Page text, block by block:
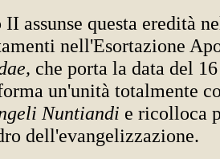
assunse questa eredità
nell'Esortazione
che porta la data del
un'unità totalmente
Nuntiandi e ricolloca
dell'evangelizzazione.